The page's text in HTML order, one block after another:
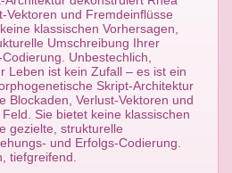
Vektoren und Fremdeinflüsse
klassischen Vorhersagen,
Umschreibung Ihrer
Unbestechlich,
Leben ist kein Zufall – es ist ein
Skript-Architektur
Blockaden, Verlust-Vektoren und
Sie bietet keine klassischen
gezielte, strukturelle
und Erfolgs-Codierung.
tiefgreifend.